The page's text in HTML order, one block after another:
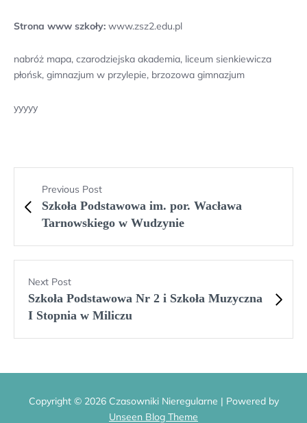
Strona www szkoły: www.zsz2.edu.pl
nabróż mapa, czarodziejska akademia, liceum sienkiewicza
płońsk, gimnazjum w przylepie, brzozowa gimnazjum
yyyyy
Previous Post
Szkoła Podstawowa im. por. Wacława
Tarnowskiego w Wudzynie
Next Post
Szkoła Podstawowa Nr 2 i Szkoła Muzyczna
I Stopnia w Miliczu
Copyright © 2026 Czasowniki Nieregularne | Powered by
Unseen Blog Theme